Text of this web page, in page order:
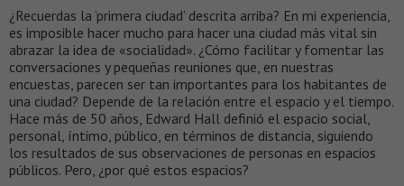
¿Recuerdas la ‘primera ciudad’ descrita arriba? En mi experiencia,
es imposible hacer mucho para hacer una ciudad más vital sin
abrazar la idea de «socialidad». ¿Cómo facilitar y fomentar las
conversaciones y pequeñas reuniones que, en nuestras
encuestas, parecen ser tan importantes para los habitantes de
una ciudad? Depende de la relación entre el espacio y el tiempo.
Hace más de 50 años, Edward Hall definió el espacio social,
personal, íntimo, público, en términos de distancia, siguiendo
los resultados de sus observaciones de personas en espacios
públicos. Pero, ¿por qué estos espacios?